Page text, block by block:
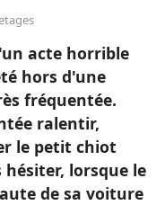
acte horrible
hors d'une
fréquentée.
ralentir,
le petit chiot
lorsque le
de sa voiture